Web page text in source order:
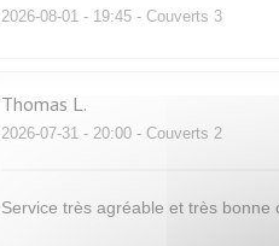
2026-08-01 - 19:45 - Couverts 3
Thomas L
2026-07-31 - 20:00 - Couverts 2
Service très agréable et très